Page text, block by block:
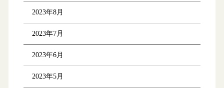
2023年8月
2023年7月
2023年6月
2023年5月